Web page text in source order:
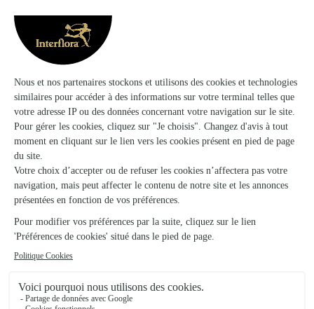
Voir la boutique
Ils ont fait livrer des fleurs ou une plante à
Labastide-Castel-Amouroux
★ ★
★
rapide et simple
rapide et simple
★ ★ ★ ★ ★